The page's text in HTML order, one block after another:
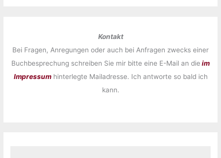
Kontakt
Bei Fragen, Anregungen oder auch bei Anfragen zwecks einer
Buchbesprechung schreiben Sie mir bitte eine E-Mail an die im
Impressumhinterlegte Mailadresse. Ich antworte so bald ich
kann.